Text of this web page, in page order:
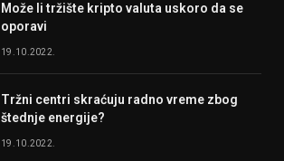
Može li tržište kripto valuta uskoro da se
oporavi
19.10.2022.
Tržni centri skraćuju radno vreme zbog
štednje energije?
19.10.2022.